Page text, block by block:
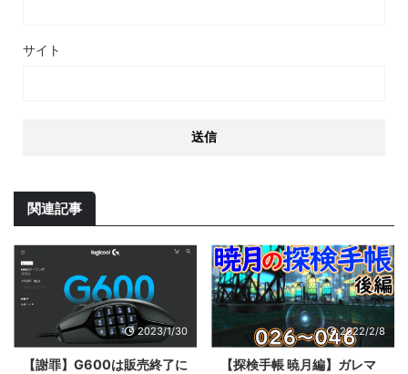
サイト
関連記事
2023/1/30
【謝罪】G600は販売終了に
2022/2/8
【探検手帳 暁月編】ガレマ